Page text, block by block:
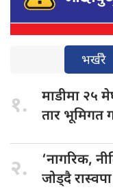
भर्खरै
१. माडीमा २५
तार भूमिगत
२. ‘नागरिक,
जोड्दै रास्वपा